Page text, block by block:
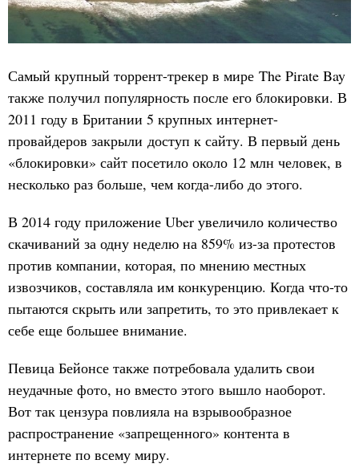
Самый крупный торрент-трекер в мире The Pirate Bay
также получил популярность после его блокировки. В
2011 году в Британии 5 крупных интернет-
провайдеров закрыли доступ к сайту. В первый день
«блокировки» сайт посетило около 12 млн человек, в
несколько раз больше, чем когда-либо до этого.
В 2014 году приложение Uber увеличило количество
скачиваний за одну неделю на 859% из-за протестов
против компании, которая, по мнению местных
извозчиков, составляла им конкуренцию. Когда что-то
пытаются скрыть или запретить, то это привлекает к
себе еще большее внимание.
Певица Бейонсе также потребовала удалить свои
неудачные фото, но вместо этого вышло наоборот.
Вот так цензура повлияла на взрывообразное
распространение «запрещенного» контента в
интернете по всему миру.